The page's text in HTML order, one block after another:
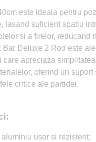
este ideala pentru
lasand suficient spatiu
si a firelor, reducand
Bar Deluxe 2 Rod este
care apreciaza
oferind un suport
critice ale partidei.
aluminiu usor si rezistent;